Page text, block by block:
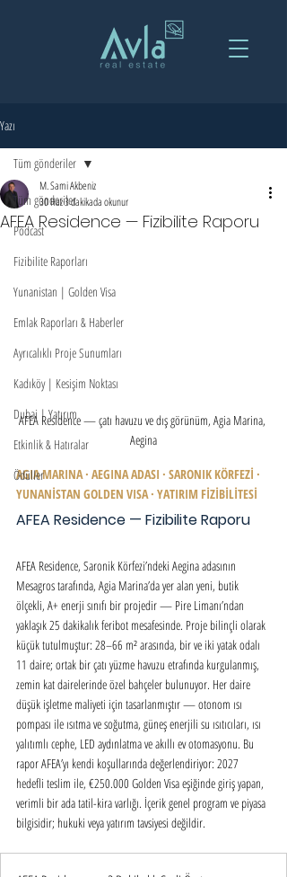
Yazı
Tüm gönderiler
Podcast
Fizibilite Raporları
Yunanistan | Golden Visa
Emlak Raporları & Haberler
Ayrıcalıklı Proje Sunumları
Kadıköy | Kesişim Noktası
Dubai | Yatırım
Etkinlik & Hatıralar
Ödüller
Tüm gönderiler
AFEA Residence — Fizibilite Raporu
M. Sami Akbeniz
30 Haz3 dakikada okunur
AFEA Residence — çatı havuzu ve dış görünüm, Agia Marina,
Aegina
AGIA MARINA · AEGINA ADASI · SARONIK KÖRFEZİ ·
YUNANİSTAN GOLDEN VISA · YATIRIM FİZİBİLİTESİ
AFEA Residence — Fizibilite Raporu
AFEA Residence, Saronik Körfezi’ndeki Aegina adasının
Mesagros tarafında, Agia Marina’da yer alan yeni, butik
ölçekli, A+ enerji sınıfı bir projedir — Pire Limanı’ndan
yaklaşık 25 dakikalık feribot mesafesinde. Proje bilinçli olarak
küçük tutulmuştur: 28–66 m² arasında, bir ve iki yatak odalı
11 daire; ortak bir çatı yüzme havuzu etrafında kurgulanmış,
zemin kat dairelerinde özel bahçeler bulunuyor. Her daire
düşük işletme maliyeti için tasarlanmıştır — otonom ısı
pompası ile ısıtma ve soğutma, güneş enerjili su ısıtıcıları, ısı
yalıtımlı cephe, LED aydınlatma ve akıllı ev otomasyonu. Bu
rapor AFEA’yı kendi koşullarında değerlendiriyor: 2027
hedefli teslim ile, €250.000 Golden Visa eşiğinde giriş yapan,
verimli bir ada tatil-kira varlığı. İçerik genel program ve piyasa
bilgisidir; hukuki veya yatırım tavsiyesi değildir.